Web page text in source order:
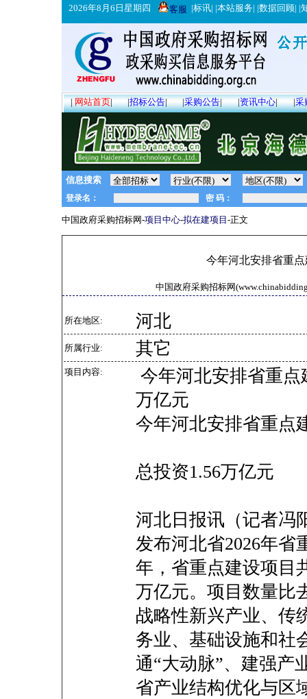
2026年8月6日星期四 客服 |标讯| |本站服务| |数据回顾| |
|网站首页| |招标公告| |采购公告| |资讯中心| |采
信息搜索
中国政府采购招标网-项目中心-拟在建项目 -正文
今年河北安排省重
中国政府采购招标网
所在地区: 河北
所属行业: 其它
项目内容:
今年河北安排省重点
万亿元
今年河北安排省重点
总投资1.56万亿元
河北日报讯（记者冯
发布河北省2026年省
年，省重点建设项目
万亿元。项目数量比
战略性新兴产业、传
务业、基础设施和社
通“大动脉”、建强产
省产业结构优化与区